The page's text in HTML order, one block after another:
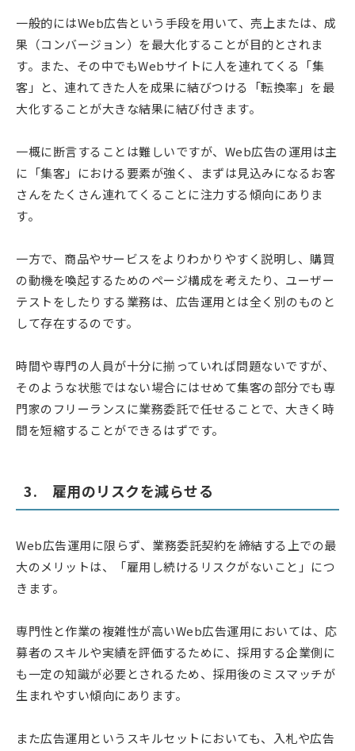
一般的にはWeb広告という手段を用いて、売上または、成
果（コンバージョン）を最大化することが目的とされま
す。また、その中でもWebサイトに人を連れてくる「集
客」と、連れてきた人を成果に結びつける「転換率」を最
大化することが大きな結果に結び付きます。
一概に断言することは難しいですが、Web広告の運用は主
に「集客」における要素が強く、まずは見込みになるお客
さんをたくさん連れてくることに注力する傾向にありま
す。
一方で、商品やサービスをよりわかりやすく説明し、購買
の動機を喚起するためのページ構成を考えたり、ユーザー
テストをしたりする業務は、広告運用とは全く別のものと
して存在するのです。
時間や専門の人員が十分に揃っていれば問題ないですが、
そのような状態ではない場合にはせめて集客の部分でも専
門家のフリーランスに業務委託で任せることで、大きく時
間を短縮することができるはずです。
3. 雇用のリスクを減らせる
Web広告運用に限らず、業務委託契約を締結する上での最
大のメリットは、「雇用し続けるリスクがないこと」につ
きます。
専門性と作業の複雑性が高いWeb広告運用においては、応
募者のスキルや実績を評価するために、採用する企業側に
も一定の知識が必要とされるため、採用後のミスマッチが
生まれやすい傾向にあります。
また広告運用というスキルセットにおいても、入札や広告